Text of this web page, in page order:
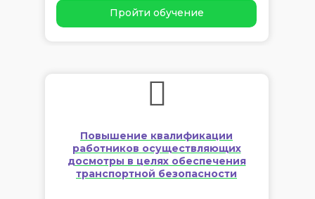
Пройти обучение
Повышение квалификации
работников осуществляющих
досмотры в целях обеспечения
транспортной безопасности